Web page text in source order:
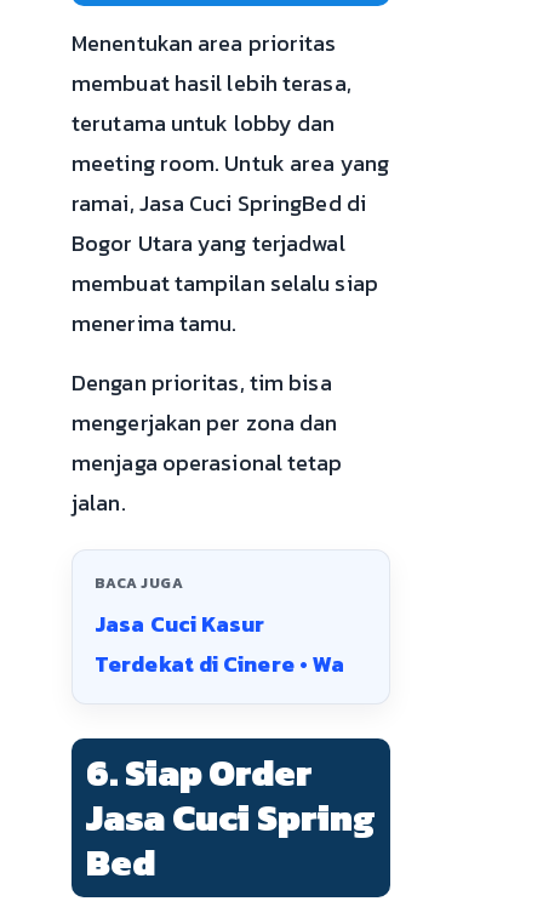
Menentukan area prioritas
membuat hasil lebih terasa,
terutama untuk lobby dan
meeting room. Untuk area yang
ramai, Jasa Cuci SpringBed di
Bogor Utara yang terjadwal
membuat tampilan selalu siap
menerima tamu.
Dengan prioritas, tim bisa
mengerjakan per zona dan
menjaga operasional tetap
jalan.
BACA JUGA
Jasa Cuci Kasur
Terdekat di Cinere • Wa
6. Siap Order
Jasa Cuci Spring
Bed